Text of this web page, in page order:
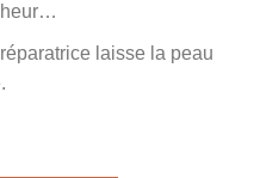
laisse la peau